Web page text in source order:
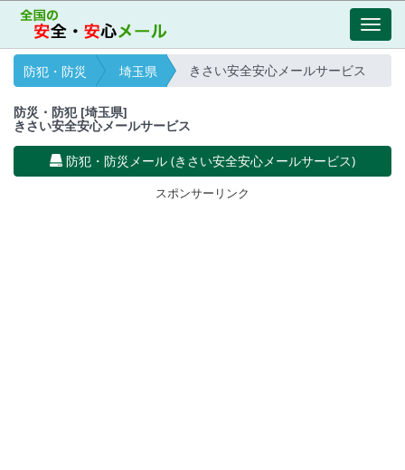
防犯・防災
埼玉県 きさい安全安心メールサービス
防災・防犯 [埼玉県]
きさい安全安心メールサービス
防犯・防災メール (きさい安全安心メールサービス)
スポンサーリンク